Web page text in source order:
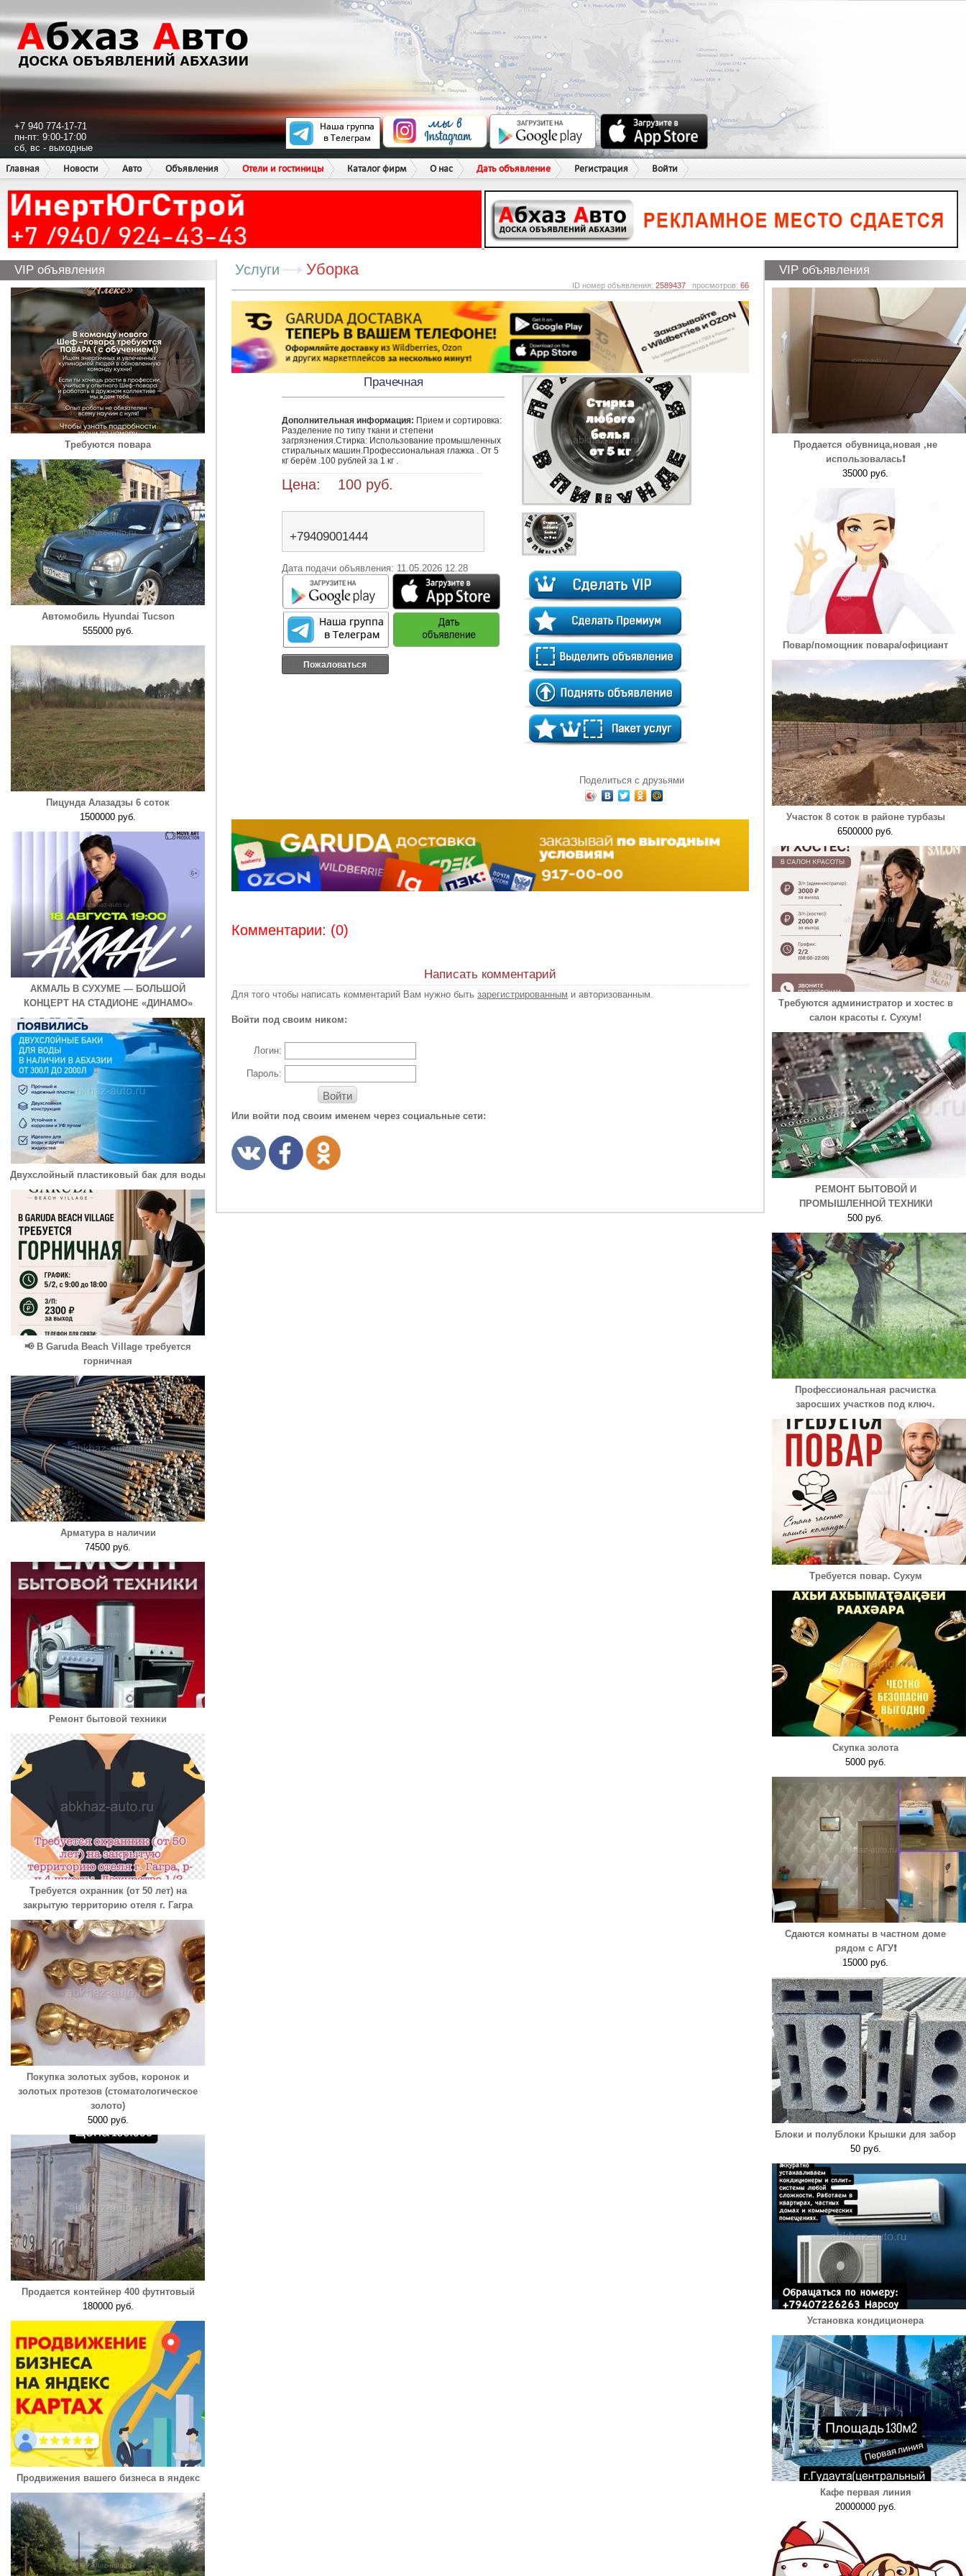
+7 940 774-17-71
пн-пт: 9:00-17:00
сб, вс - выходные
Главная
Новости Авто Объявления Отели и гостиницы Каталог фирм О нас Дать объявление Регистрация Войти
VIP объявления
Требуются повара
Автомобиль Hyundai Tucson
555000 руб.
Пицунда Алазадзы 6 соток
1500000 руб.
АКМАЛЬ В СУХУМЕ — БОЛЬШОЙ
КОНЦЕРТ НА СТАДИОНЕ «ДИНАМО»
Двухслойный пластиковый бак для воды
📢 В Garuda Beach Village требуется
горничная
Арматура в наличии
74500 руб.
Ремонт бытовой техники
Требуется охранник (от 50 лет) на
закрытую территорию отеля г. Гагра
Покупка золотых зубов, коронок и
золотых протезов (стоматологическое
золото)
5000 руб.
Продается контейнер 400 футнтовый
180000 руб.
Продвижения вашего бизнеса в яндекс
Услуги Уборка
ID номер объявления: 2589437 просмотров: 66
Прачечная
Дополнительная информация: Прием и сортировка:
Разделение по типу ткани и степени
загрязнения.Стирка: Использование промышленных
стиральных машин.Профессиональная глажка . От 5
кг берём .100 рублей за 1 кг .
Цена: 100 руб.
+79409001444
Дата подачи объявления: 11.05.2026 12.28
Пожаловаться
Поделиться с друзьями
Комментарии: (0)
Написать комментарий
Для того чтобы написать комментарий Вам нужно быть зарегистрированным и авторизованным.
Войти под своим ником:
Логин:
Пароль:
Войти
Или войти под своим именем через социальные сети:
VIP объявления
Продается обувница,новая ,не
использовалась❗️
35000 руб.
Повар/помощник повара/официант
Участок 8 соток в районе турбазы
6500000 руб.
Требуются администратор и хостес в
салон красоты г. Сухум!
РЕМОНТ БЫТОВОЙ И
ПРОМЫШЛЕННОЙ ТЕХНИКИ
500 руб.
Профессиональная расчистка
заросших участков под ключ.
Требуется повар. Сухум
Скупка золота
5000 руб.
Сдаются комнаты в частном доме
рядом с АГУ❗️
15000 руб.
Блоки и полублоки Крышки для забор
50 руб.
Установка кондиционера
Кафе первая линия
20000000 руб.